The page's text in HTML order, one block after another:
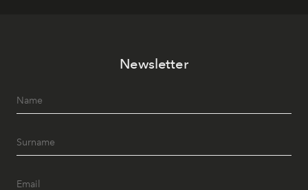
Newsletter